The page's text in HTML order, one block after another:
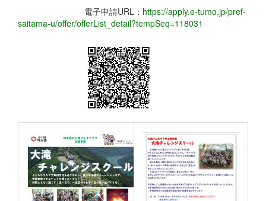
電子申請URL： https://apply.e-tumo.jp/pref-
saitama-u/offer/offerList_detail?tempSeq=118031